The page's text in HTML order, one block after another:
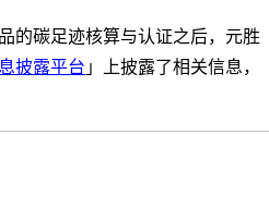
的碳足迹核算与认证之后，元胜
披露平台 」上披露了相关信息，